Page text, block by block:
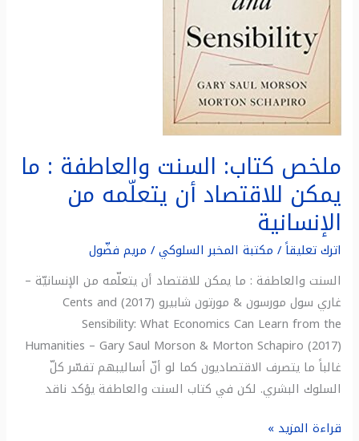
ملخص كتاب: السنت والعاطفة : ما
يمكن للاقتصاد أن يتعلّمه من
الإنسانية
اترك تعليقاً/ مكتبة المخبر السلوكي/ مريم فضّول
السنت والعاطفة : ما يمكن للاقتصاد أن يتعلّمه من الإنسانيّة –
غاري سول مورسون & مورتون شابيرو (2017) Cents and
Sensibility: What Economics Can Learn from the
Humanities – Gary Saul Morson & Morton Schapiro (2017)
غالباً ما يتصرف الاقتصاديون كما لو أنّ أساليبهم تفسّر كلّ
السلوك البشري. لكن في كتاب السنت والعاطفة يؤكد ناقد
للاقتصاد
يتعلّمه
الإنسانية
قراءة المزيد »